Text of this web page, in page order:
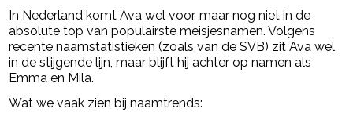
In Nederland komt Ava wel voor, maar nog niet in de
absolute top van populairste meisjesnamen. Volgens
recente naamstatistieken (zoals van de SVB) zit Ava wel
in de stijgende lijn, maar blijft hij achter op namen als
Emma en Mila.
Wat we vaak zien bij naamtrends: